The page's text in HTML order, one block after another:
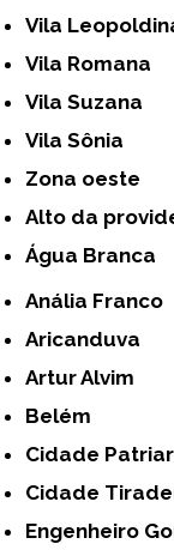
Vila
Vila Romana
Vila Suzana
Vila Sônia
Zona oeste
alto da
Água Branca
Anália Franco
Aricanduva
Artur Alvim
Belém
Cidade
Cidade
Engenheiro